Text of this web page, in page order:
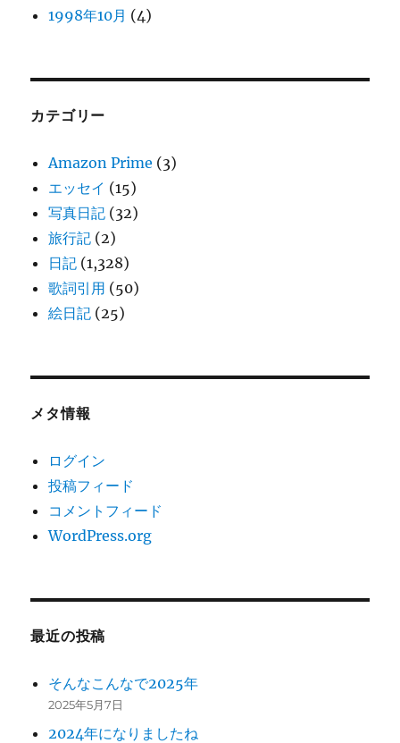
1998年10月 (4)
カテゴリー
Amazon Prime (3)
エッセイ (15)
写真日記 (32)
旅行記 (2)
日記 (1,328)
歌詞引用 (50)
絵日記 (25)
メタ情報
ログイン
投稿フィード
コメントフィード
WordPress.org
最近の投稿
そんなこんなで2025年
2025年5月7日
2024年になりましたね